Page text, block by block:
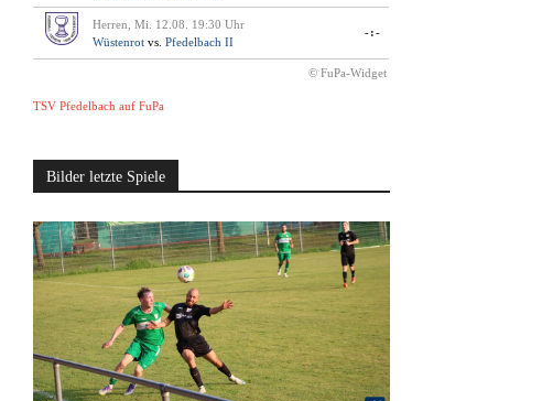
Herren, Mi. 12.08. 19:30 Uhr
Wüstenrot vs. Pfedelbach II
-:-
© FuPa-Widget
TSV Pfedelbach auf FuPa
Bilder letzte Spiele